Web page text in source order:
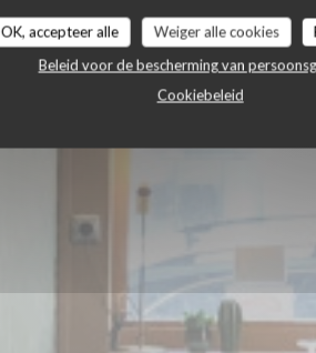
OK, accepteer alle Weiger alle cookies
Beleid voor de bescherming van
Cookiebeleid